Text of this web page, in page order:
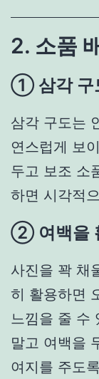
2. 소품
① 삼각 구
삼각 구도는
연스럽게 보
두고 보조 소
하면 시각적
② 여백을
사진을 꽉 채
히 활용하면
느낌을 줄 수
말고 여백을
여지를 주도